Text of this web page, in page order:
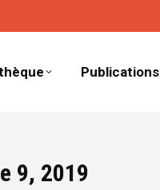
Publications
9, 2019